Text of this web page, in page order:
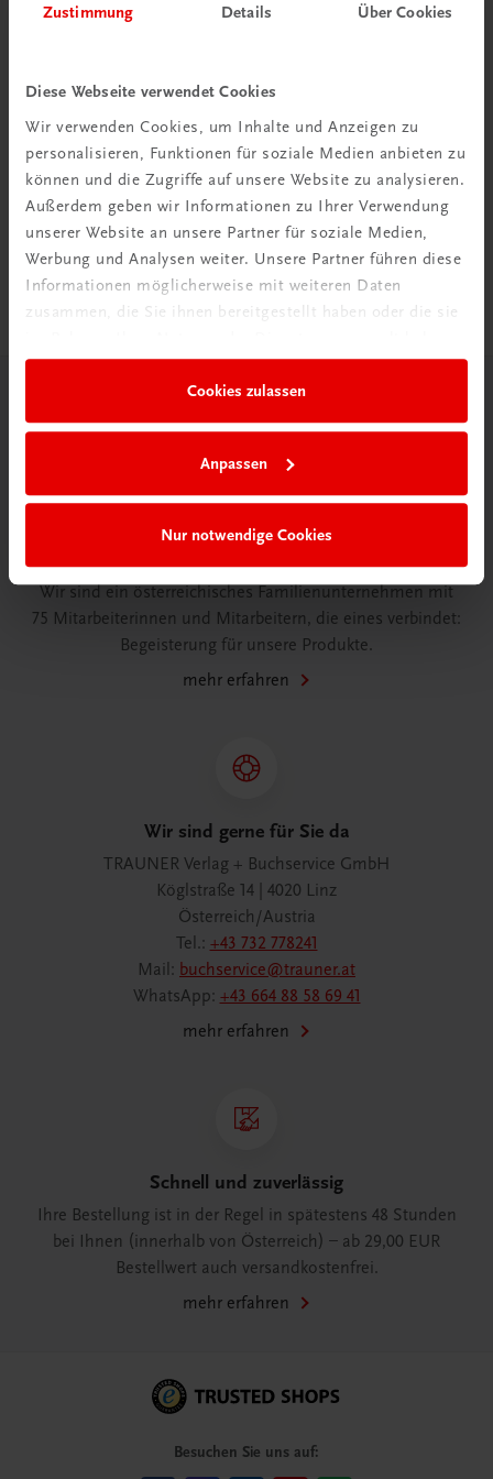
Zustimmung Details Über Cookies
Diese Webseite verwendet Cookies
Wir verwenden Cookies, um Inhalte und Anzeigen zu
personalisieren, Funktionen für soziale Medien anbieten zu
können und die Zugriffe auf unsere Website zu analysieren.
Außerdem geben wir Informationen zu Ihrer Verwendung
unserer Website an unsere Partner für soziale Medien,
Werbung und Analysen weiter. Unsere Partner führen diese
Informationen möglicherweise mit weiteren Daten
zusammen, die Sie ihnen bereitgestellt haben oder die sie
Cookies zulassen
Anpassen
Nur notwendige Cookies
Rabattcode erhalten
Newsletter abonnieren
& Versandkosten sparen
Jetzt anmelden
Wir sind ein österreichisches Familienunternehmen mit
75 Mitarbeiterinnen und Mitarbeitern, die eines verbindet:
Begeisterung für unsere Produkte.
mehr erfahren
Wir sind gerne für Sie da
TRAUNER Verlag + Buchservice GmbH
Köglstraße 14 | 4020 Linz
Österreich/Austria
Tel.: +43 732 778241
Mail: buchservice@trauner.at
WhatsApp: +43 664 88 58 69 41
mehr erfahren
Schnell und zuverlässig
Ihre Bestellung ist in der Regel in spätestens 48 Stunden
bei Ihnen (innerhalb von Österreich) – ab 29,00 EUR
Bestellwert auch versandkostenfrei.
mehr erfahren
Besuchen Sie uns auf: